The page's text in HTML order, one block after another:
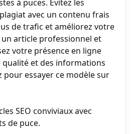
à puces. Évitez les
avec un contenu frais
de trafic et améliorez votre
article professionnel et
votre présence en ligne
qualité et des informations
pour essayer ce modèle sur
SEO conviviaux avec
de puce.